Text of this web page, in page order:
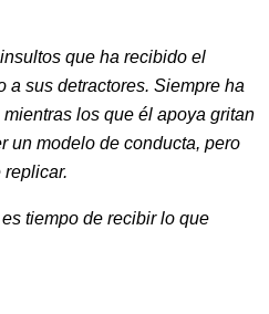
que ha recibido el
a sus detractores. Siempre ha
los que él apoya gritan
un modelo de conducta, pero
replicar.
tiempo de recibir lo que